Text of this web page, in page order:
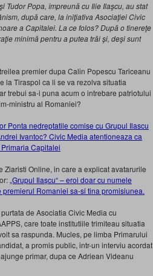
Tudor Popa, împreună cu Ilie Ilaşcu, au stat
după care, la iniţiativa Asociaţiei Civic
a Capitalei. La ce folos? După o tinereţe
minimă pentru a putea trăi şi, deşi sunt
premier dupa Calin Popescu Tariceanu
la Tiraspol ca li se va rezolva situatia
trebui sa-i puna acum o intrebare patriotului
ministru al Romaniei?
Ponta nedreptatile comise cu Grupul Ilascu
Ivantoc? Civic Media atentioneaza ca
Capitalei
Online, in care a explicat avatarurile
„Grupul Ilașcu“ – eroi doar cu numele
Romaniei sa-si tina promisiunea.
de Asociatia Civic Media cu
care toate institutiile trimiteau situatia
sa raspunda. Mucles, pe limba Primarului
a promis public, intr-un interviu acordat
primar, dupa ce Adriean Videanu